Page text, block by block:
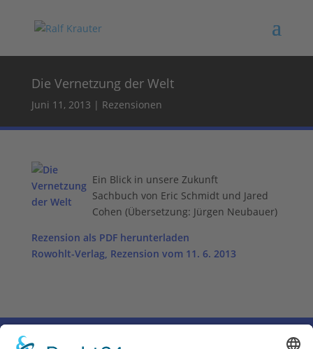
Die Vernetzung der Welt
Juni 11, 2013 | Rezensionen
Ein Blick in unsere Zukunft
Sachbuch von Eric Schmidt und Jared
Cohen (Übersetzung: Jürgen Neubauer)
Rezension als PDF herunterladen
Rowohlt-Verlag, Rezension vom 11. 6. 2013